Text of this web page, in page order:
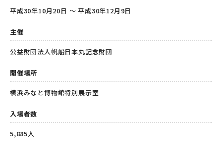
平成30年10月20日 ～ 平成30年12月9日
主催
公益財団法人帆船日本丸記念財団
開催場所
横浜みなと博物館特別展示室
入場者数
5,885人